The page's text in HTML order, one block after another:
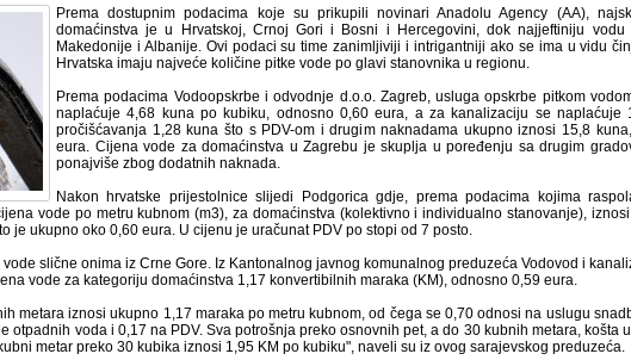
Prema dostupnim podacima koje su prikupili novinari Anadolu Agency (AA),
domaćinstva je u Hrvatskoj, Crnoj Gori i Bosni i Hercegovini, dok najjeftiniju vodu
Makedonije i Albanije. Ovi podaci su time zanimljiviji i intrigantniji ako se ima u vidu
Hrvatska imaju najveće količine pitke vode po glavi stanovnika u regionu.
Prema podacima Vodoopskrbe i odvodnje d.o.o. Zagreb, usluga opskrbe pitkom
naplaćuje 4,68 kuna po kubiku, odnosno 0,60 eura, a za kanalizaciju se naplaćuje
pročišćavanja 1,28 kuna što s PDV-om i drugim naknadama ukupno iznosi 15,8
eura. Cijena vode za domaćinstva u Zagrebu je skuplja u poređenju sa drugim
ponajviše zbog dodatnih naknada.
Nakon hrvatske prijestolnice slijedi Podgorica gdje, prema podacima kojima
vode po metru kubnom (m3), za domaćinstva (kolektivno i individualno stanovanje),
je ukupno oko 0,60 eura. U cijenu je uračunat PDV po stopi od 7 posto.
slične onima iz Crne Gore. Iz Kantonalnog javnog komunalnog preduzeća Vodovod i
vode za kategoriju domaćinstva 1,17 konvertibilnih maraka (KM), odnosno 0,59 eura.
metara iznosi ukupno 1,17 maraka po metru kubnom, od čega se 0,70 odnosi na uslugu
otpadnih voda i 0,17 na PDV. Sva potrošnja preko osnovnih pet, a do 30 kubnih metara, košta
metar preko 30 kubika iznosi 1,95 KM po kubiku", naveli su iz ovog sarajevskog preduzeća.